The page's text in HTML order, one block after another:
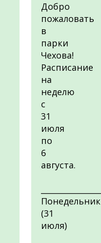
Добро
пожаловать
в
парки
Чехова!
Расписание
на
неделю
с
31
июля
по
6
августа.
Понедельник
(31
июля)